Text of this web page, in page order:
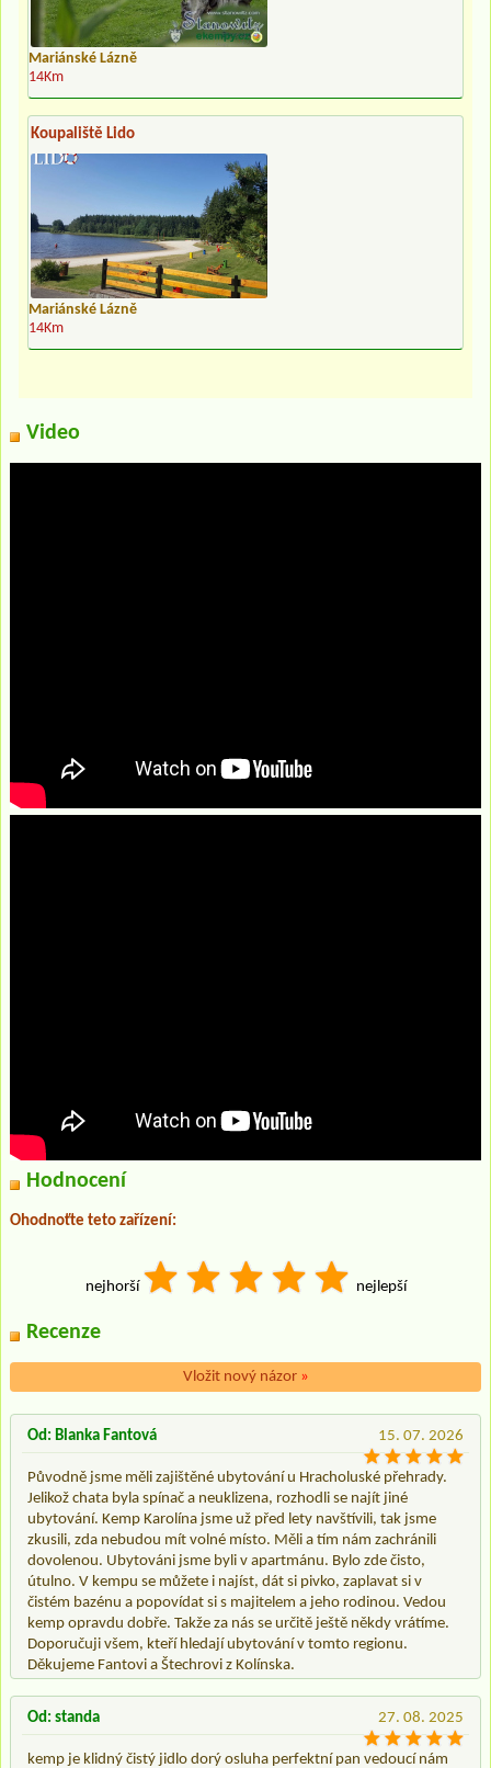
Mariánské Lázně
14Km
Koupaliště Lido
Mariánské Lázně
14Km
Video
Hodnocení
Ohodnoťte teto zařízení:
nejhorší nejlepší
Recenze
Vložit nový názor »
15. 07. 2026
Od: Blanka Fantová
Původně jsme měli zajištěné ubytování u Hracholuské přehrady.
Jelikož chata byla spínač a neuklizena, rozhodli se najít jiné
ubytování. Kemp Karolína jsme už před lety navštívili, tak jsme
zkusili, zda nebudou mít volné místo. Měli a tím nám zachránili
dovolenou. Ubytováni jsme byli v apartmánu. Bylo zde čisto,
útulno. V kempu se můžete i najíst, dát si pivko, zaplavat si v
čistém bazénu a popovídat si s majitelem a jeho rodinou. Vedou
kemp opravdu dobře. Takže za nás se určitě ještě někdy vrátíme.
Doporučuji všem, kteří hledají ubytování v tomto regionu.
Děkujeme Fantovi a Štechrovi z Kolínska.
27. 08. 2025
Od: standa
kemp je klidný čistý jidlo dorý osluha perfektní pan vedoucí nám